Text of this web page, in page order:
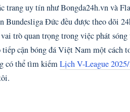
trang uy tín như Bongda24h.vn và
Bundesliga Đức đều được theo dõi
trò quan trọng trong việc phát
cận bóng đá Việt Nam một cách
có thể tìm kiếmLịch V-League